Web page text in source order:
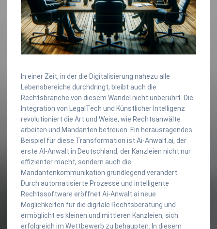
In einer Zeit, in der die Digitalisierung nahezu alle
Lebensbereiche durchdringt, bleibt auch die
Rechtsbranche von diesem Wandel nicht unberührt. Die
Integration von LegalTech und Künstlicher Intelligenz
revolutioniert die Art und Weise, wie Rechtsanwälte
arbeiten und Mandanten betreuen. Ein herausragendes
Beispiel für diese Transformation ist Ai-Anwalt.ai, der
erste AI-Anwalt in Deutschland, der Kanzleien nicht nur
effizienter macht, sondern auch die
Mandantenkommunikation grundlegend verändert.
Durch automatisierte Prozesse und intelligente
Rechtssoftware eröffnet Ai-Anwalt.ai neue
Möglichkeiten für die digitale Rechtsberatung und
ermöglicht es kleinen und mittleren Kanzleien, sich
erfolgreich im Wettbewerb zu behaupten. In diesem